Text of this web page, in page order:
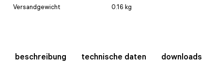
Versandgewicht 0.16 kg
beschreibung technische daten downloads